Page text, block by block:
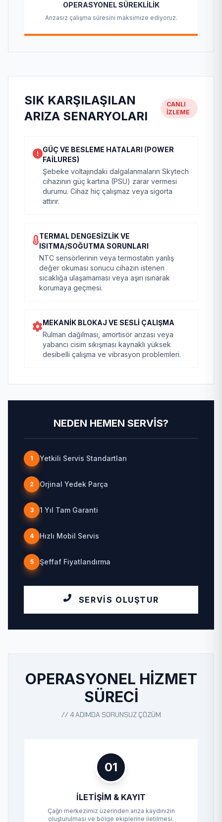
OPERASYONEL SÜREKLILIK
Arızasız çalışma süresini maksimize ediyoruz.
SIK KARŞILAŞILAN
ARIZA SENARYOLARI
CANLI
İZLEME
GÜÇ VE BESLEME HATALARI (POWER
FAILURES)
Şebeke voltajındaki dalgalanmaların Skytech
cihazının güç kartına (PSU) zarar vermesi
durumu. Cihaz hiç çalışmaz veya sigorta
attırır.
TERMAL DENGESIZLIK VE
ISITMA/SOĞUTMA SORUNLARI
NTC sensörlerinin veya termostatın yanlış
değer okuması sonucu cihazın istenen
sıcaklığa ulaşamaması veya aşırı ısınarak
korumaya geçmesi.
MEKANIK BLOKAJ VE SESLI ÇALIŞMA
Rulman dağılması, amortisör arızası veya
yabancı cisim sıkışması kaynaklı yüksek
desibelli çalışma ve vibrasyon problemleri.
NEDEN HEMEN SERVIS?
1 Yetkili Servis Standartları
2 Orjinal Yedek Parça
3 1 Yıl Tam Garanti
4 Hızlı Mobil Servis
5 Şeffaf Fiyatlandırma
SERVIS OLUŞTUR
OPERASYONEL HIZMET
SÜRECI
// 4 ADIMDA SORUNSUZ ÇÖZÜM
01
İLETIŞIM & KAYIT
Çağrı merkezimiz üzerinden arıza kaydınızın
oluşturulması ve bölge ekiplerine iletilmesi.